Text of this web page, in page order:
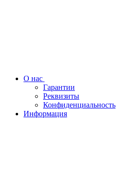
О нас
Гарантии
Реквизиты
Конфиденциальность
Информация